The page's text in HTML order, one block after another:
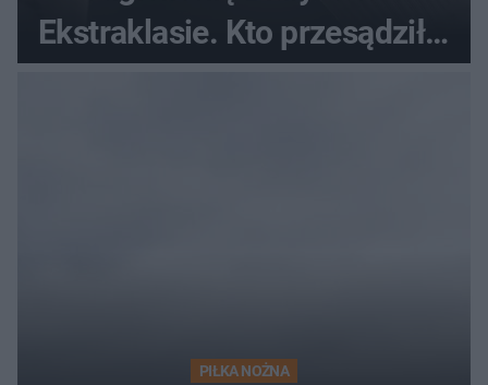
Ekstraklasie. Kto przesądził o
PIŁKA NOŻNA